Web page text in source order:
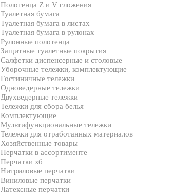
Полотенца Z и V сложения
Туалетная бумага
Туалетная бумага в листах
Туалетная бумага в рулонах
Рулонные полотенца
Защитные туалетные покрытия
Салфетки диспенсерные и столовые
Уборочные тележки, комплектующие
Гостиничные тележки
Одноведерные тележки
Двухведерные тележки
Тележки для сбора белья
Комплектующие
Мультифункциональные тележки
Тележки для отработанных материалов
Хозяйственные товары
Перчатки в ассортименте
Перчатки хб
Нитриловые перчатки
Виниловые перчатки
Латексные перчатки